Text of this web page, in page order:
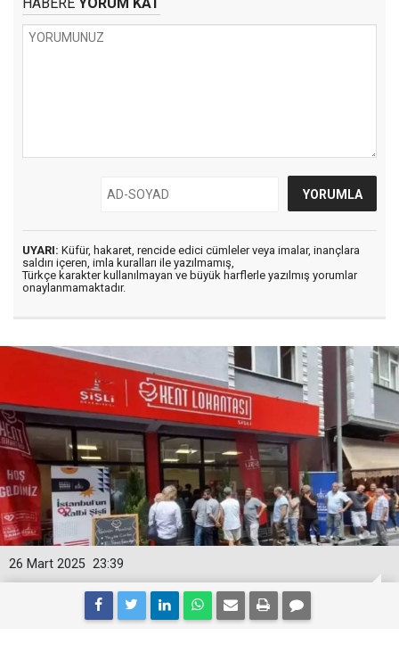
UYARI: Küfür, hakaret, rencide edici cümleler veya imalar, inançlara
saldırı içeren, imla kuralları ile yazılmamış,
Türkçe karakter kullanılmayan ve büyük harflerle yazılmış yorumlar
onaylanmamaktadır.
23:39
26 Mart 2025